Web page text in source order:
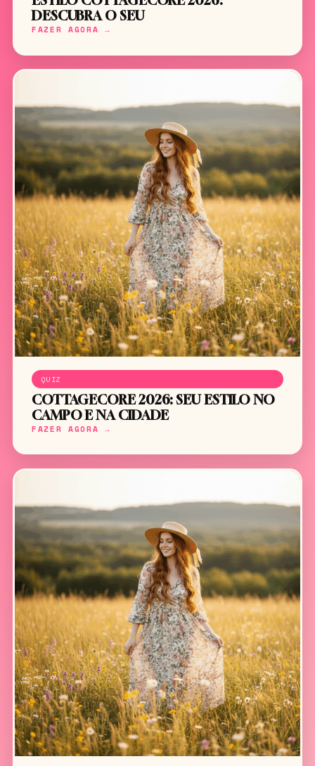
DESCUBRA O SEU
FAZER AGORA →
QUIZ
COTTAGECORE 2026: SEU ESTILO NO
CAMPO E NA CIDADE
FAZER AGORA →